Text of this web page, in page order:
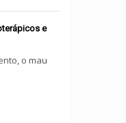
e
o mau